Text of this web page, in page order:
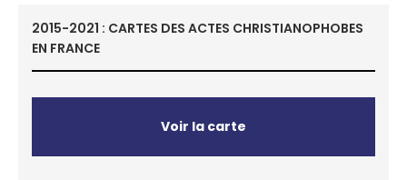
2015-2021 : CARTES DES ACTES CHRISTIANOPHOBES
EN FRANCE
Voir la carte